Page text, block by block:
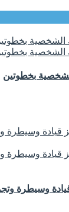
بخطوتين
وسيطرة